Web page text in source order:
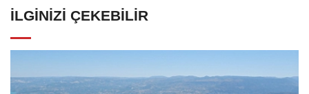
İLGINIZI ÇEKEBILIR